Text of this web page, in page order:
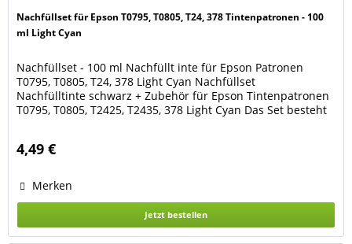
Nachfüllset für Epson T0795, T0805, T24, 378 Tintenpatronen - 100
ml Light Cyan
Nachfüllset - 100 ml Nachfüllt inte für Epson Patronen
T0795, T0805, T24, 378 Light Cyan Nachfüllset
Nachfülltinte schwarz + Zubehör für Epson Tintenpatronen
T0795, T0805, T2425, T2435, 378 Light Cyan Das Set besteht
Epson Expression Photo XP-8000, XP-8005,...
4,49 €
Merken
Jetzt bestellen